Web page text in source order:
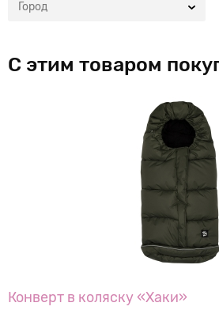
Город
С этим товаром
Конверт в коляску «Хаки»